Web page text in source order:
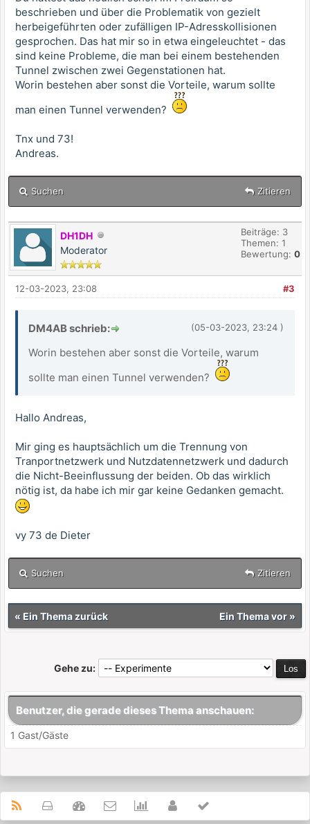
beschrieben und über die Problematik von gezielt
herbeigeführten oder zufälligen IP-Adresskollisionen
gesprochen. Das hat mir so in etwa eingeleuchtet - das
sind keine Probleme, die man bei einem bestehenden
Tunnel zwischen zwei Gegenstationen hat.
Worin bestehen aber sonst die Vorteile, warum sollte
man einen Tunnel verwenden?
Tnx und 73!
Andreas.
Suchen Zitieren
DH1DH
Moderator
Beiträge: 3
Themen: 1
Bewertung: 0
#3
12-03-2023, 23:08
(05-03-2023, 23:24 )
DM4AB schrieb:
Worin bestehen aber sonst die Vorteile, warum
sollte man einen Tunnel verwenden?
Hallo Andreas,
Mir ging es hauptsächlich um die Trennung von
Tranportnetzwerk und Nutzdatennetzwerk und dadurch
die Nicht-Beeinflussung der beiden. Ob das wirklich
nötig ist, da habe ich mir gar keine Gedanken gemacht.
vy 73 de Dieter
Suchen Zitieren
« Ein Thema zurück Ein Thema vor»
Gehe zu:
Benutzer, die gerade dieses Thema anschauen:
1 Gast/Gäste